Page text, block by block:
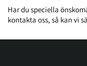
Har du speciella
kontakta oss, så kan vi